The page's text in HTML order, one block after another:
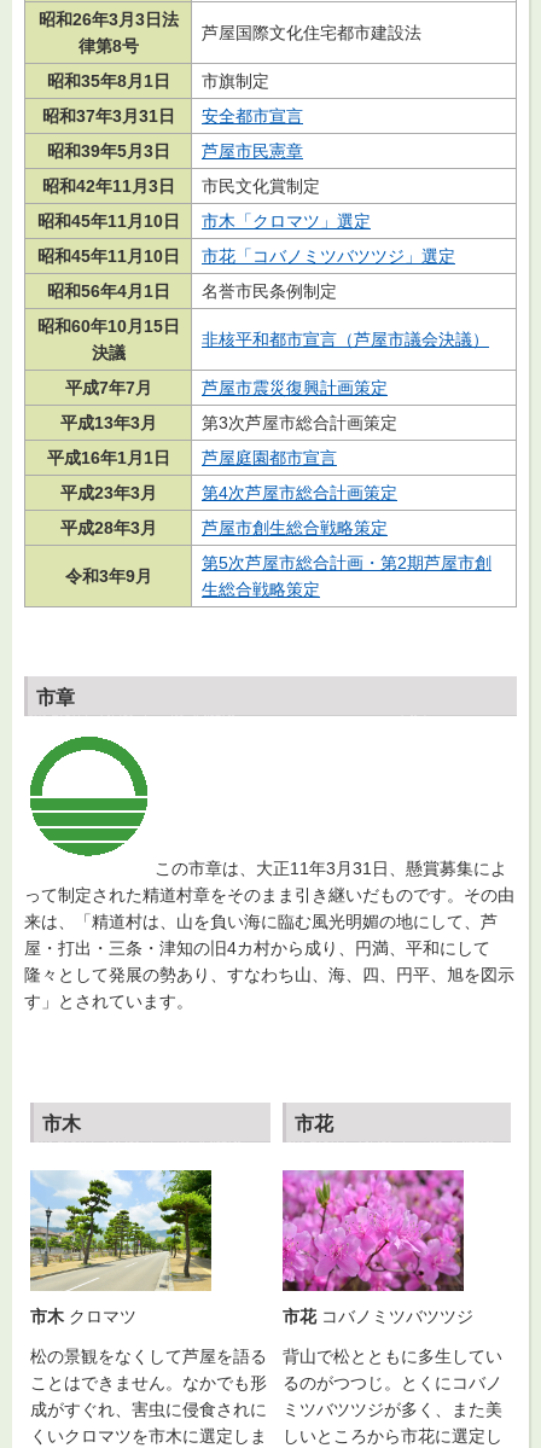
昭和26年3月3日法
律第8号
芦屋国際文化住宅都市建設法
昭和35年8月1日
市旗制定
昭和37年3月31日
安全都市宣言
昭和39年5月3日
芦屋市民憲章
昭和42年11月3日
市民文化賞制定
昭和45年11月10日
市木「クロマツ」選定
昭和45年11月10日
市花「コバノミツバツツジ」選定
昭和56年4月1日
名誉市民条例制定
昭和60年10月15日
決議
非核平和都市宣言（芦屋市議会決議）
平成7年7月
芦屋市震災復興計画策定
平成13年3月
第3次芦屋市総合計画策定
平成16年1月1日
芦屋庭園都市宣言
平成23年3月
第4次芦屋市総合計画策定
平成28年3月
芦屋市創生総合戦略策定
令和3年9月
第5次芦屋市総合計画・第2期芦屋市創
生総合戦略策定
市章
この市章は、大正11年3月31日、懸賞募集によ
って制定された精道村章をそのまま引き継いだものです。その由
来は、「精道村は、山を負い海に臨む風光明媚の地にして、芦
屋・打出・三条・津知の旧4カ村から成り、円満、平和にして
隆々として発展の勢あり、すなわち山、海、四、円平、旭を図示
す」とされています。
市木 市花
市木 クロマツ
松の景観をなくして芦屋を語る
ことはできません。なかでも形
成がすぐれ、害虫に侵食されに
くいクロマツを市木に選定しま
市花 コバノミツバツツジ
背山で松とともに多生してい
るのがつつじ。とくにコバノ
ミツバツツジが多く、また美
しいところから市花に選定し